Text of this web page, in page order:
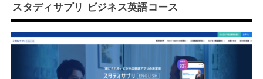
スタディサプリ ビジネス英語コース